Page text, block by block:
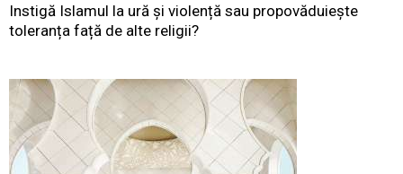
Instigă Islamul la ură și violență sau propovăduiește
toleranța față de alte religii?